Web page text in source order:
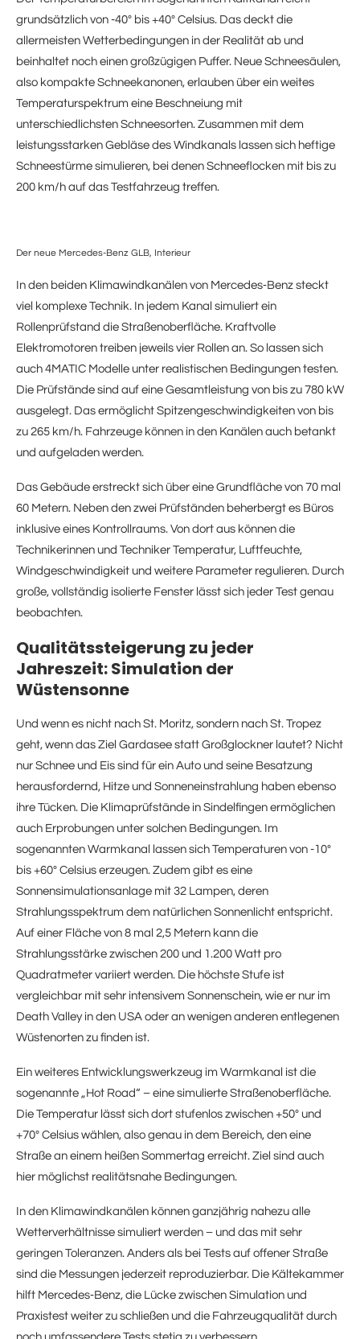
grundsätzlich von -40° bis +40° Celsius. Das deckt die
allermeisten Wetterbedingungen in der Realität ab und
beinhaltet noch einen großzügigen Puffer. Neue Schneesäulen,
also kompakte Schneekanonen, erlauben über ein weites
Temperaturspektrum eine Beschneiung mit
unterschiedlichsten Schneesorten. Zusammen mit dem
leistungsstarken Gebläse des Windkanals lassen sich heftige
Schneestürme simulieren, bei denen Schneeflocken mit bis zu
200 km/h auf das Testfahrzeug treffen.
Der neue Mercedes-Benz GLB, Interieur
In den beiden Klimawindkanälen von Mercedes‑Benz steckt
viel komplexe Technik. In jedem Kanal simuliert ein
Rollenprüfstand die Straßenoberfläche. Kraftvolle
Elektromotoren treiben jeweils vier Rollen an. So lassen sich
auch 4MATIC Modelle unter realistischen Bedingungen testen.
Die Prüfstände sind auf eine Gesamtleistung von bis zu 780 kW
ausgelegt. Das ermöglicht Spitzengeschwindigkeiten von bis
zu 265 km/h. Fahrzeuge können in den Kanälen auch betankt
und aufgeladen werden.
Das Gebäude erstreckt sich über eine Grundfläche von 70 mal
60 Metern. Neben den zwei Prüfständen beherbergt es Büros
inklusive eines Kontrollraums. Von dort aus können die
Technikerinnen und Techniker Temperatur, Luftfeuchte,
Windgeschwindigkeit und weitere Parameter regulieren. Durch
große, vollständig isolierte Fenster lässt sich jeder Test genau
beobachten.
Qualitätssteigerung zu jeder
Jahreszeit: Simulation der
Wüstensonne
Und wenn es nicht nach St. Moritz, sondern nach St. Tropez
geht, wenn das Ziel Gardasee statt Großglockner lautet? Nicht
nur Schnee und Eis sind für ein Auto und seine Besatzung
herausfordernd, Hitze und Sonneneinstrahlung haben ebenso
ihre Tücken. Die Klimaprüfstände in Sindelfingen ermöglichen
auch Erprobungen unter solchen Bedingungen. Im
sogenannten Warmkanal lassen sich Temperaturen von -10°
bis +60° Celsius erzeugen. Zudem gibt es eine
Sonnensimulationsanlage mit 32 Lampen, deren
Strahlungsspektrum dem natürlichen Sonnenlicht entspricht.
Auf einer Fläche von 8 mal 2,5 Metern kann die
Strahlungsstärke zwischen 200 und 1.200 Watt pro
Quadratmeter variiert werden. Die höchste Stufe ist
vergleichbar mit sehr intensivem Sonnenschein, wie er nur im
Death Valley in den USA oder an wenigen anderen entlegenen
Wüstenorten zu finden ist.
Ein weiteres Entwicklungswerkzeug im Warmkanal ist die
sogenannte „Hot Road“ – eine simulierte Straßenoberfläche.
Die Temperatur lässt sich dort stufenlos zwischen +50° und
+70° Celsius wählen, also genau in dem Bereich, den eine
Straße an einem heißen Sommertag erreicht. Ziel sind auch
hier möglichst realitätsnahe Bedingungen.
In den Klimawindkanälen können ganzjährig nahezu alle
Wetterverhältnisse simuliert werden – und das mit sehr
geringen Toleranzen. Anders als bei Tests auf offener Straße
sind die Messungen jederzeit reproduzierbar. Die Kältekammer
hilft Mercedes‑Benz, die Lücke zwischen Simulation und
Praxistest weiter zu schließen und die Fahrzeugqualität durch